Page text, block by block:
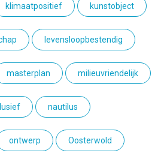
klimaatpositief kunstobject
levensloopbestendig
masterplan milieuvriendelijk
nautilus
ontwerp Oosterwold